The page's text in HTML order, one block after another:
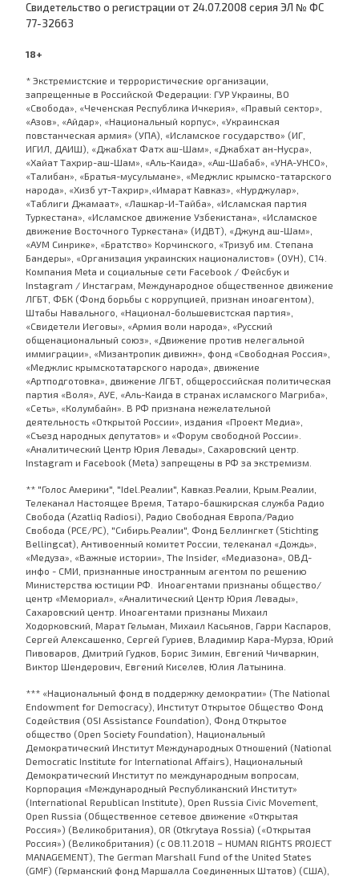
Cвидетельство о регистрации от 24.07.2008 серия ЭЛ № ФС
77-32663
18+
* Экстремистские и террористические организации,
запрещенные в Российской Федерации: ГУР Украины, ВО
«Свобода», «Чеченская Республика Ичкерия», «Правый сектор»,
«Азов», «Айдар», «Национальный корпус», «Украинская
повстанческая армия» (УПА), «Исламское государство» (ИГ,
ИГИЛ, ДАИШ), «Джабхат Фатх аш-Шам», «Джабхат ан-Нусра»,
«Хайат Тахрир-аш-Шам», «Аль-Каида», «Аш-Шабаб», «УНА-УНСО»,
«Талибан», «Братья-мусульмане», «Меджлис крымско-татарского
народа», «Хизб ут-Тахрир»,«Имарат Кавказ», «Нурджулар»,
«Таблиги Джамаат», «Лашкар-И-Тайба», «Исламская партия
Туркестана», «Исламское движение Узбекистана», «Исламское
движение Восточного Туркестана» (ИДВТ), «Джунд аш-Шам»,
«АУМ Синрике», «Братство» Корчинского, «Тризуб им. Степана
Бандеры», «Организация украинских националистов» (ОУН), С14.
Компания Meta и социальные сети Facebook / Фейсбук и
Instagram / Инстаграм, Международное общественное движение
ЛГБТ, ФБК (Фонд борьбы с коррупцией, признан иноагентом),
Штабы Навального, «Национал-большевистская партия»,
«Свидетели Иеговы», «Армия воли народа», «Русский
общенациональный союз», «Движение против нелегальной
иммиграции», «Мизантропик дивижн», фонд «Свободная Россия»,
«Меджлис крымскотатарского народа», движение
«Артподготовка», движение ЛГБТ, общероссийская политическая
партия «Воля», АУЕ, «Аль-Каида в странах исламского Магриба»,
«Сеть», «Колумбайн». В РФ признана нежелательной
деятельность «Открытой России», издания «Проект Медиа»,
«Съезд народных депутатов» и «Форум свободной России».
«Аналитический Центр Юрия Левады», Сахаровский центр.
Instagram и Facebook (Metа) запрещены в РФ за экстремизм.
** "Голос Америки", "Idel.Реалии", Кавказ.Реалии, Крым.Реалии,
Телеканал Настоящее Время, Татаро-башкирская служба Радио
Свобода (Azatliq Radiosi), Радио Свободная Европа/Радио
Свобода (PCE/PC), "Сибирь.Реалии", Фонд Беллингкет (Stichting
Bellingcat), Антивоенный комитет России, телеканал «Дождь»,
«Медуза», «Важные истории», The Insider, «Медиазона», ОВД-
инфо - СМИ, признанные иностранным агентом по решению
Министерства юстиции РФ. Иноагентами признаны общество/
центр «Мемориал», «Аналитический Центр Юрия Левады»,
Сахаровский центр. Иноагентами признаны Михаил
Ходорковский, Марат Гельман, Михаил Касьянов, Гарри Каспаров,
Сергей Алексашенко, Сергей Гуриев, Владимир Кара-Мурза, Юрий
Пивоваров, Дмитрий Гудков, Борис Зимин, Евгений Чичваркин,
Виктор Шендерович, Евгений Киселев, Юлия Латынина.
*** «Национальный фонд в поддержку демократии» (The National
Endowment for Democracy), Институт Открытое Общество Фонд
Содействия (OSI Assistance Foundation), Фонд Открытое
общество (Open Society Foundation), Национальный
Демократический Институт Международных Отношений (National
Democratic Institute for International Affairs), Национальный
Демократический Институт по международным вопросам,
Корпорация «Международный Республиканский Институт»
(International Republican Institute), Open Russia Civic Movement,
Open Russia (Общественное сетевое движение «Открытая
Россия») (Великобритания), OR (Otkrytaya Rossia) («Открытая
Россия») (Великобритания) (с 08.11.2018 – HUMAN RIGHTS PROJECT
MANAGEMENT), The German Marshall Fund of the United States
(GMF) (Германский фонд Маршалла Соединенных Штатов) (США),